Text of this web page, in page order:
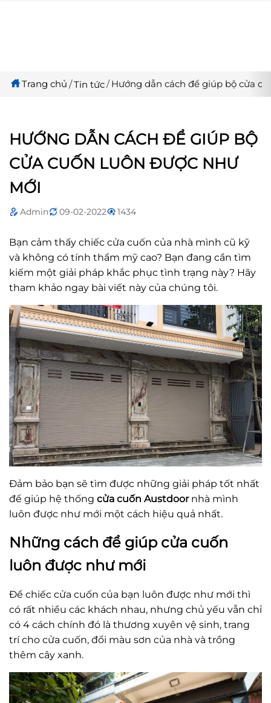
Trang chủ Tin tức Hướng dẫn cách để giúp bộ cửa
HƯỚNG DẪN CÁCH ĐỂ GIÚP BỘ
CỬA CUỐN LUÔN ĐƯỢC NHƯ
MỚI
Admin 09-02-2022 1434
Bạn cảm thấy chiếc cửa cuốn của nhà mình cũ kỹ
và không có tính thẩm mỹ cao? Bạn đang cần tìm
kiếm một giải pháp khắc phục tình trạng này? Hãy
tham khảo ngay bài viết này của chúng tôi.
Đảm bảo bạn sẽ tìm được những giải pháp tốt nhất
để giúp hệ thống cửa cuốn Austdoornhà mình
luôn được như mới một cách hiệu quả nhất.
Những cách để giúp cửa cuốn
luôn được như mới
Để chiếc cửa cuốn của bạn luôn được như mới thì
có rất nhiều các khách nhau, nhưng chủ yếu vẫn chỉ
có 4 cách chính đó là thương xuyên vệ sinh, trang
trí cho cửa cuốn, đổi màu sơn của nhà và trồng
thêm cây xanh.